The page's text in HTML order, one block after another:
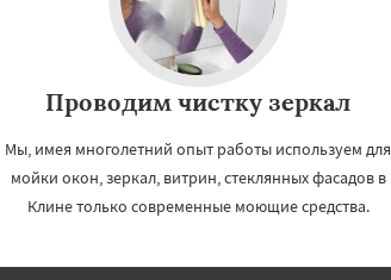
Проводим чистку зеркал
Мы, имея многолетний опыт работы используем для
мойки окон, зеркал, витрин, стеклянных фасадов в
Клине только современные моющие средства.